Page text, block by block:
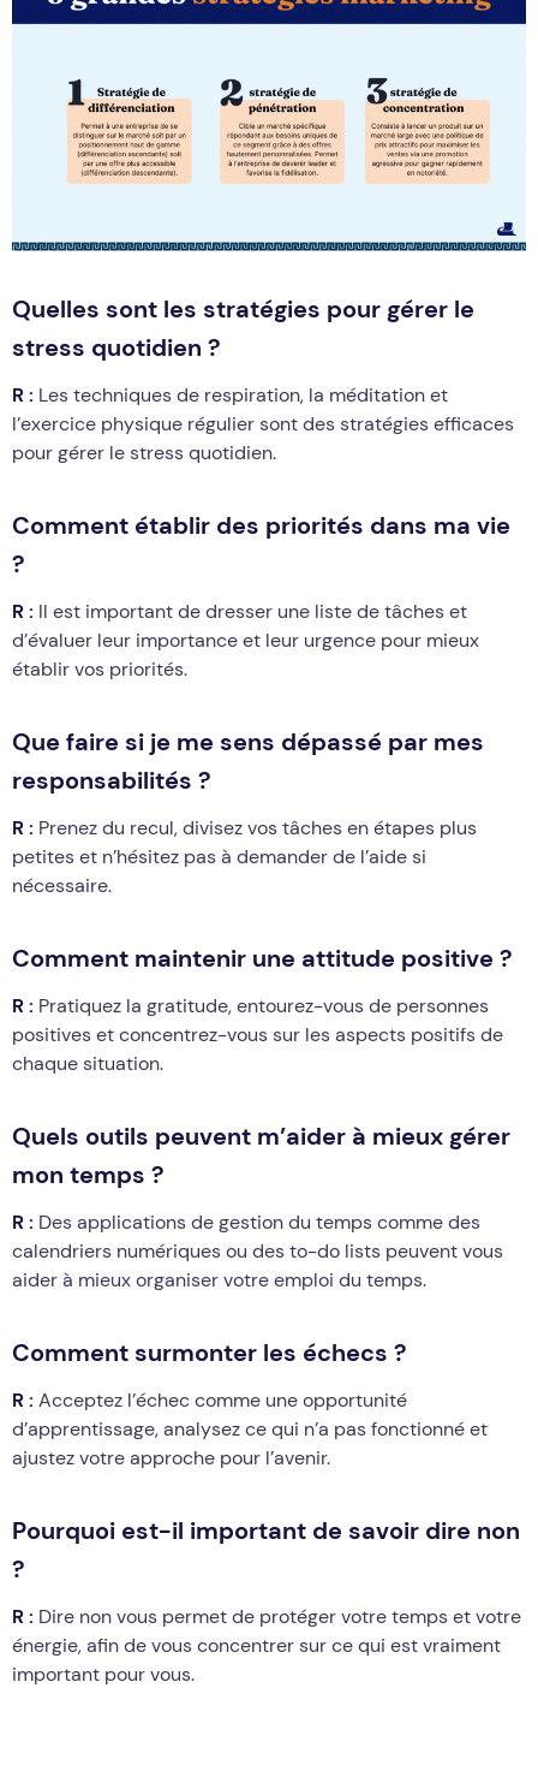
Quelles sont les stratégies pour gérer le
stress quotidien ?
R : Les techniques de respiration, la méditation et
l’exercice physique régulier sont des stratégies efficaces
pour gérer le stress quotidien.
Comment établir des priorités dans ma vie
?
R : Il est important de dresser une liste de tâches et
d’évaluer leur importance et leur urgence pour mieux
établir vos priorités.
Que faire si je me sens dépassé par mes
responsabilités ?
R : Prenez du recul, divisez vos tâches en étapes plus
petites et n’hésitez pas à demander de l’aide si
nécessaire.
Comment maintenir une attitude positive ?
R : Pratiquez la gratitude, entourez-vous de personnes
positives et concentrez-vous sur les aspects positifs de
chaque situation.
Quels outils peuvent m’aider à mieux gérer
mon temps ?
R : Des applications de gestion du temps comme des
calendriers numériques ou des to-do lists peuvent vous
aider à mieux organiser votre emploi du temps.
Comment surmonter les échecs ?
R : Acceptez l’échec comme une opportunité
d’apprentissage, analysez ce qui n’a pas fonctionné et
ajustez votre approche pour l’avenir.
Pourquoi est-il important de savoir dire non
?
R : Dire non vous permet de protéger votre temps et votre
énergie, afin de vous concentrer sur ce qui est vraiment
important pour vous.